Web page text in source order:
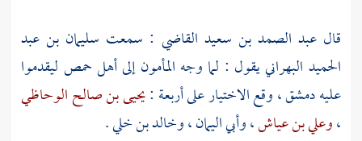
قالعبد الصمد بن سعيد القاضي : سمعت سليمان بن عبد
الحميد البهرانييقول : لما وجه المأمونإلىأهلحمص ليقدموا
عليهدمشق، وقع الاختيار على أربعة :يحيى بن صالح الوحاظي
،وعلي بن عياش،وأبي اليمان،وخالد بن خلي.